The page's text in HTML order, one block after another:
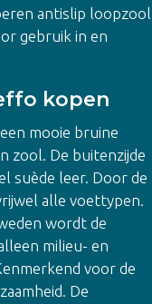
antislip loopzool
gebruik in en
kopen
mooie bruine
zool. De buitenzijde
suède leer. Door de
alle voettypen.
wordt de
milieu- en
voor de
De